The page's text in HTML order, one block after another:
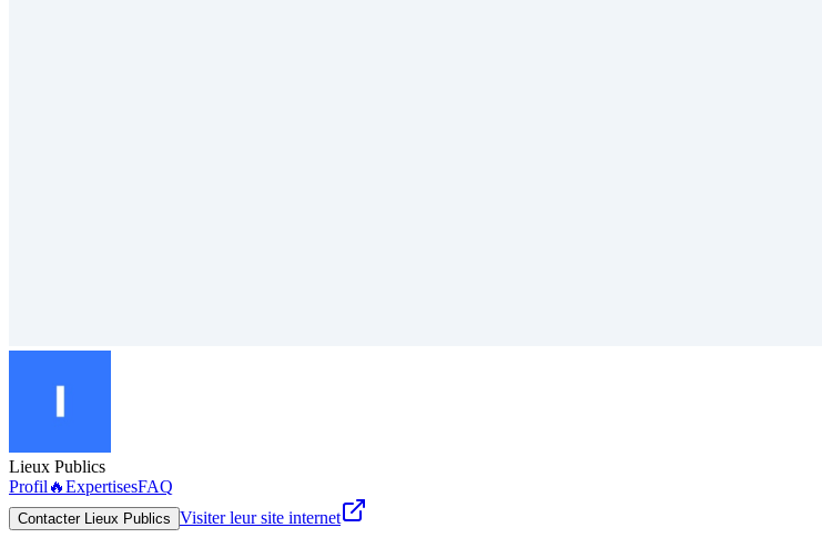
Lieux Publics
Profil 🔥ExpertisesFAQ
Contacter Lieux Publics Visiter leur site internet